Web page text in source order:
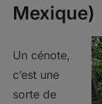
Mexique)
Un cénote,
c’est une
sorte de